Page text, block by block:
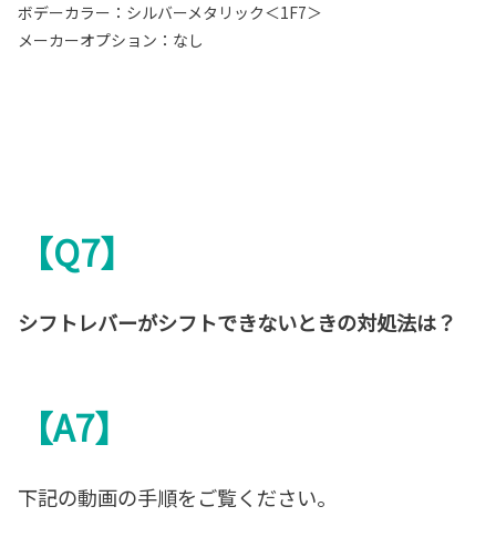
ボデーカラー：シルバーメタリック＜1F7＞
メーカーオプション：なし
【Q7】
シフトレバーがシフトできないときの対処法は？
【A7】
下記の動画の手順をご覧ください。